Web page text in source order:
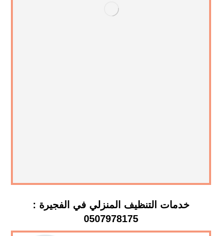
خدمات التنظيف المنزلي في الفجيرة :
0507978175